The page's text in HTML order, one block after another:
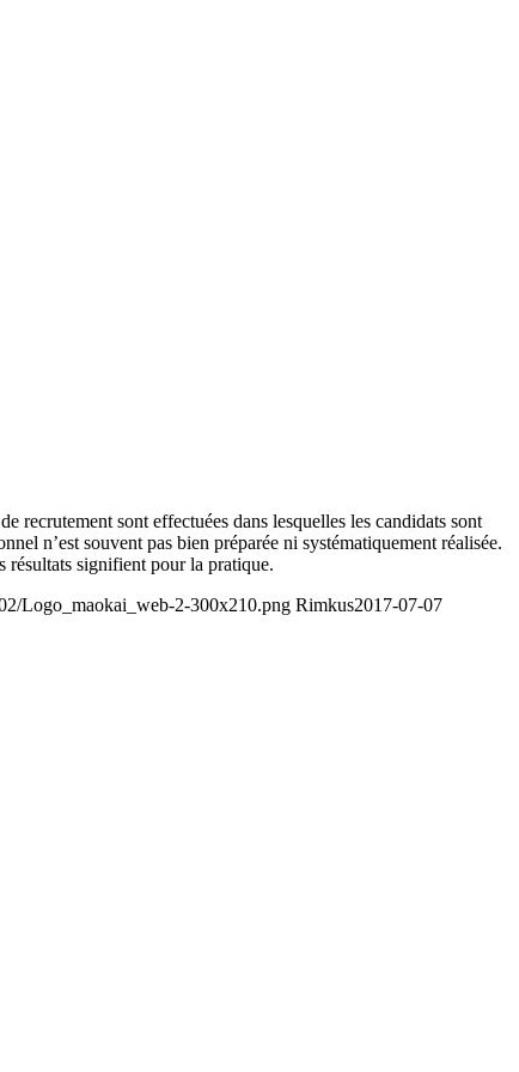
recrutement sont effectuées dans lesquelles les candidats sont
n’est souvent pas bien préparée ni systématiquement réalisée.
résultats signifient pour la pratique.
Logo_maokai_web-2-300x210.png Rimkus2017-07-07